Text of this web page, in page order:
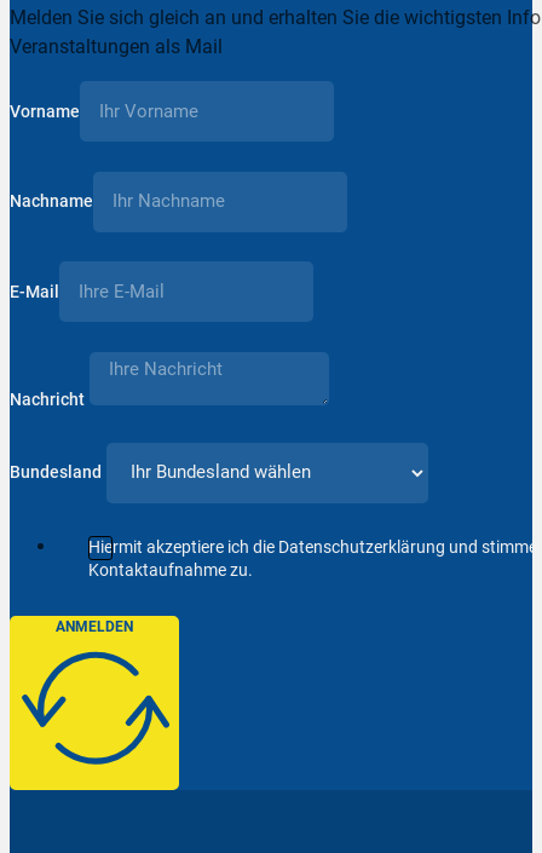
Melden Sie sich gleich an und erhalten Sie die wichtigsten
Veranstaltungen als Mail
Vorname
Nachname
E-Mail
Nachricht
Bundesland
Hiermit akzeptiere ich die Datenschutzerklärung und
Kontaktaufnahme zu.
ANMELDEN